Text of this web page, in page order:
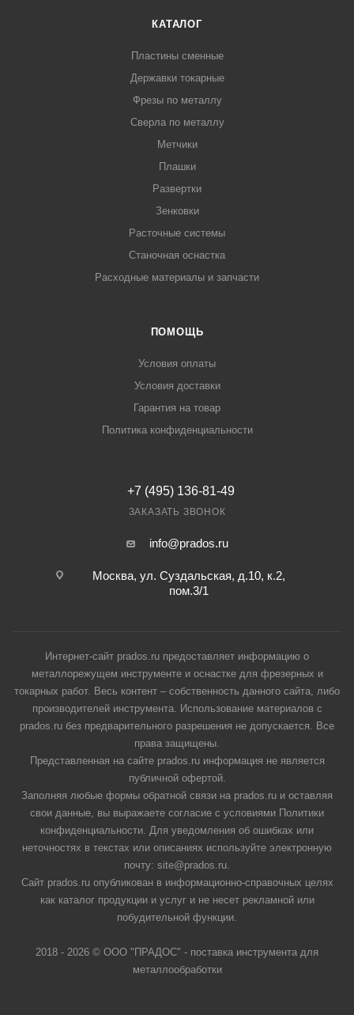
КАТАЛОГ
Пластины сменные
Державки токарные
Фрезы по металлу
Сверла по металлу
Метчики
Плашки
Развертки
Зенковки
Расточные системы
Станочная оснастка
Расходные материалы и запчасти
ПОМОЩЬ
Условия оплаты
Условия доставки
Гарантия на товар
Политика конфиденциальности
+7 (495) 136-81-49
ЗАКАЗАТЬ ЗВОНОК
info@prados.ru
Москва, ул. Суздальская, д.10, к.2,
пом.3/1
Интернет-сайт prados.ru предоставляет информацию о
металлорежущем инструменте и оснастке для фрезерных и
токарных работ. Весь контент – собственность данного сайта, либо
производителей инструмента. Использование материалов с
prados.ru без предварительного разрешения не допускается. Все
права защищены.
Представленная на сайте prados.ru информация не является
публичной офертой.
Заполняя любые формы обратной связи на prados.ru и оставляя
свои данные, вы выражаете согласие с условиями Политики
конфиденциальности. Для уведомления об ошибках или
неточностях в текстах или описаниях используйте электронную
почту: site@prados.ru.
Сайт prados.ru опубликован в информационно-справочных целях
как каталог продукции и услуг и не несет рекламной или
побудительной функции.
2018 - 2026 © ООО "ПРАДОС" - поставка инструмента для
металлообработки